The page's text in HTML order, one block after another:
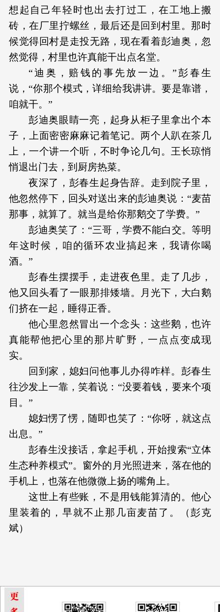
想起自己年轻时也出去打过工，在工地上搬
砖，在厂里拧螺丝，最后还是回到村里。那时
候觉得回村是走投无路，现在看着彭迪奥，忽
然觉得，村里也许真能干出点名堂。
“迪奥，赔钱的事先放一边。”彭春生
说，“你那个模式，详细给我讲讲。要是靠谱，
咱就干。”
彭迪奥眼睛一亮，起身从柜子里拿出个本
子，上面密密麻麻记着笔记。两个人趴在茶几
上，一个讲一个听，不时争论几句。王长琼悄
悄退出门去，到厨房热菜。
夜深了，彭春生起身告辞。走到院子里，
他忽然停下，回头对送出来的彭迪奥说：“麦苗
那事，就算了。就当是给你那鹅交了学费。”
彭迪奥笑了：“三哥，学费不能白交。等明
年这时候，咱的循环农业搞起来，我请你喝
酒。”
彭春生摆摆手，走进夜色里。走了几步，
他又回头看了一眼那排矮墙。月光下，大白鹅
们挤在一起，睡得正香。
他心里忽然冒出一个念头：这些鹅，也许
真能帮他把心里的那片旷野，一点点变成现
实。
回到家，媳妇问他事儿办得咋样。彭春生
往沙发上一靠，笑着说：“没要着钱，要来个项
目。”
媳妇愣了愣，随即也笑了：“你呀，就这点
出息。”
彭春生没接话，拿起手机，开始搜索“立体
生态种养模式”。窗外的月光照进来，落在他的
手机上，也落在他微微上扬的嘴角上。
这世上有些账，不是用钱能算清的。他心
里装着的，早就不止那几亩麦苗了。（彭克
斌）